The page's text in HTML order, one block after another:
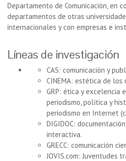
Departamento de Comunicación, en
departamentos de otras
internacionales y con empresas e
Líneas de investigación
CAS: comunicación y
CINEMA: estética de los
GRP: ética y excelencia
periodismo, política y
periodismo en Internet
DIGIDOC:
interactiva.
GRECC: comunicación
JOVIS.com: Juventudes